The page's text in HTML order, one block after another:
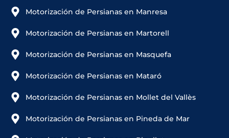
Motorización de Persianas en Manresa
Motorización de Persianas en Martorell
Motorización de Persianas en Masquefa
Motorización de Persianas en Mataró
Motorización de Persianas en Mollet del Vallès
Motorización de Persianas en Pineda de Mar